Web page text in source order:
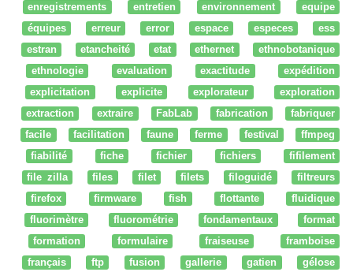
enregistrements
entretien environnement
equipe
équipes
erreur error espace especes
ess
estran
etancheité etat ethernet
ethnobotanique
ethnologie
evaluation exactitude
expédition
explicitation
explicite explorateur
exploration
extraction
extraire FabLab fabrication
fabriquer
facile
facilitation faune ferme festival
ffmpeg
fiabilité
fiche fichier fichiers
fifilement
file zilla
files filet filets filoguidé
filtreurs
firefox
firmware fish flottante
fluidique
fluorimètre
fluorométrie fondamentaux
format
formation
formulaire fraiseuse
framboise
français
ftp fusion gallerie gatien
gélose